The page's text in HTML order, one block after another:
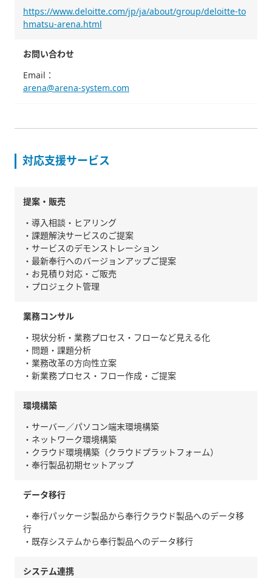
https://www.deloitte.com/jp/ja/about/group/deloitte-to
hmatsu-arena.html
お問い合わせ
Email：
arena@arena-system.com
対応支援サービス
提案・販売
・導入相談・ヒアリング
・課題解決サービスのご提案
・サービスのデモンストレーション
・最新奉行へのバージョンアップご提案
・お見積り対応・ご販売
・プロジェクト管理
業務コンサル
・現状分析・業務プロセス・フローなど見える化
・問題・課題分析
・業務改革の方向性立案
・新業務プロセス・フロー作成・ご提案
環境構築
・サーバー／パソコン端末環境構築
・ネットワーク環境構築
・クラウド環境構築（クラウドプラットフォーム）
・奉行製品初期セットアップ
データ移行
・奉行パッケージ製品から奉行クラウド製品へのデータ移
行
・既存システムから奉行製品へのデータ移行
システム連携